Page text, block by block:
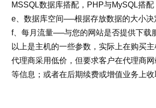
MSSQL数据库搭配，PHP与MySQL搭配
e、数据库空间──根据存放数据的大小
f、每月流量──与您的网站是否提供下载
以上是主机的一些参数，实际上在购买
代理商采用低价，但要求客户在代理商
等信息；或者在后期续费或增值业务上